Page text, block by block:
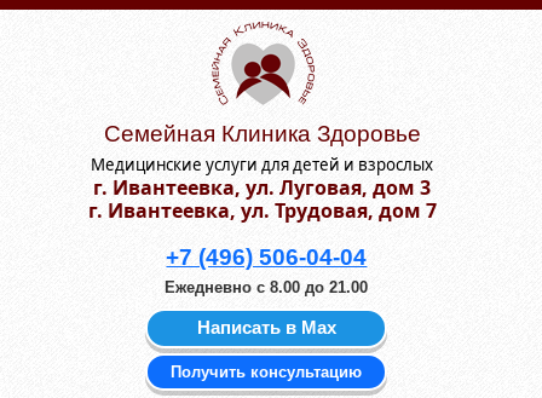
Семейная Клиника Здоровье
Медицинские услуги для детей и взрослых
г. Ивантеевка, ул. Луговая, дом 3
г. Ивантеевка, ул. Трудовая, дом 7
+7 (496) 506-04-04
Ежедневно с 8.00 до 21.00
Написать в Мах
Получить консультацию